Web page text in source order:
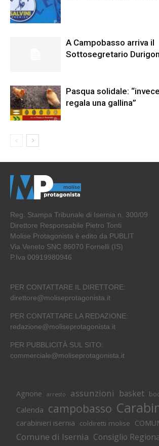
A Campobasso arriva il
Sottosegretario Durigon
Pasqua solidale:
regala una gallina”
Reg. Stampa Tribunale di Isernia n. 300/09
Direttore Responsabile Pietro Tonti
Molise Protagonista è edito da PUBLIT
Via Veneto SNC 86070 Fornelli (IS)
P.Iva 00919980946
PER CONTATTARE IL DIRETTORE:
direttore@moliseprotagonista.it
PER CONTATTARE LA REDAZIONE:
redazione@moliseprotagonista.it
PER PUBBLICITÀ SUL SITO:
commerciale@moliseprotagonista.it
Agnone arresto assunzioni basket
Calenda campobasso
carabinieri isernia coldiretti molise
Comune di Isernia Consiglio